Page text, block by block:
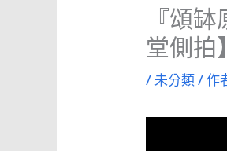
『頌
堂側拍
/未分類/ 作